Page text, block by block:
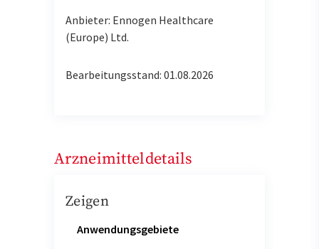
Anbieter: Ennogen Healthcare
(Europe) Ltd.
Bearbeitungsstand: 01.08.2026
Arzneimitteldetails
Zeigen
Anwendungsgebiete